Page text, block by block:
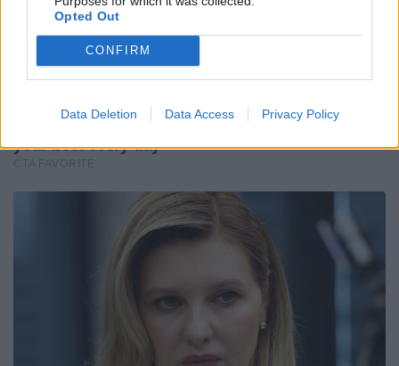
Opted Out
CONFIRM
Data Deletion Data Access Privacy Policy